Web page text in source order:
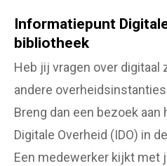
Informatiepunt
bibliotheek
Heb jij vragen over digitaal
andere
Breng dan een bezoek
Digitale Overheid (IDO) in
Een medewerker kijkt met